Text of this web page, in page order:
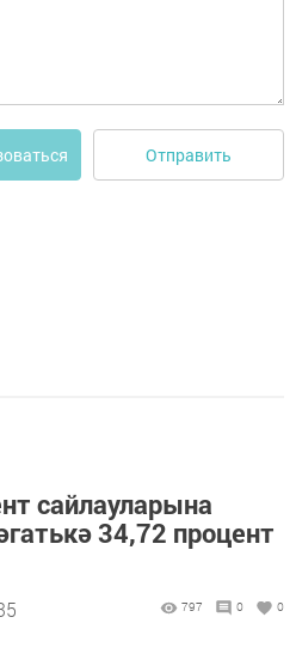
Отправить
сайлауларына
34,72 процент
797 0 0